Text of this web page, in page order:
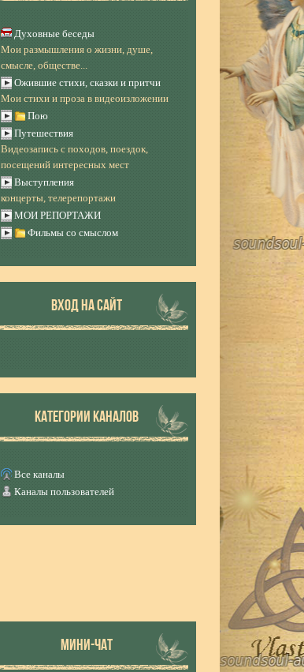
Духовные беседы
Мои размышления о жизни, душе,
смысле, обществе...
Ожившие стихи, сказки и притчи
Мои стихи и проза в видеоизложении
Пою
Путешествия
Видеозапись с походов, поездок,
посещений интересных мест
Выступления
концерты, телерепортажи
МОИ РЕПОРТАЖИ
Фильмы со смыслом
ВХОД НА САЙТ
КАТЕГОРИИ КАНАЛОВ
Все каналы
Каналы пользователей
МИНИ-ЧАТ